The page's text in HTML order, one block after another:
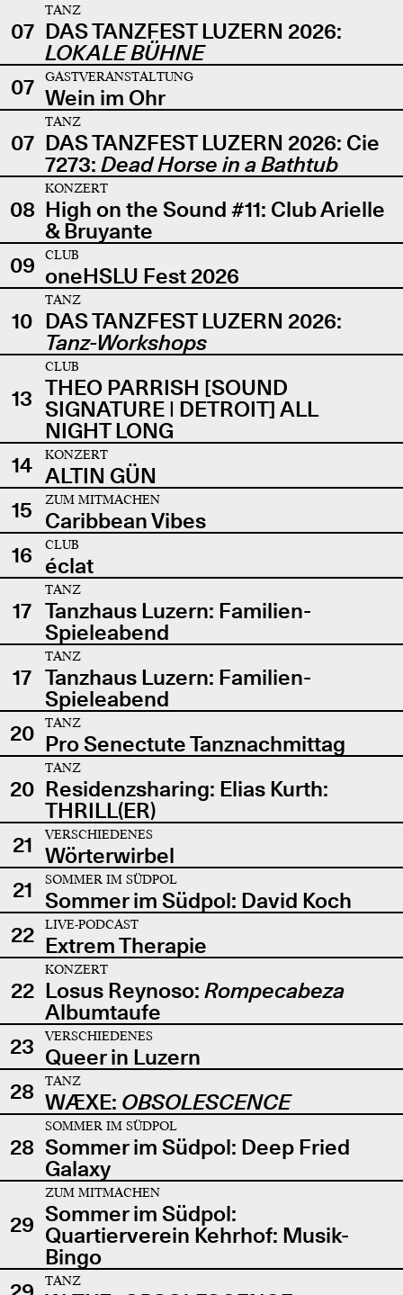
07
TANZ
DAS TANZFEST LUZERN 2026:
LOKALE BÜHNE
07
GASTVERANSTALTUNG
Wein im Ohr
07
TANZ
DAS TANZFEST LUZERN 2026: Cie
7273: Dead Horse in a Bathtub
08
KONZERT
High on the Sound #11: Club Arielle
& Bruyante
09
CLUB
oneHSLU Fest 2026
10
TANZ
DAS TANZFEST LUZERN 2026:
Tanz-Workshops
13
CLUB
THEO PARRISH [SOUND
SIGNATURE | DETROIT] ALL
NIGHT LONG
14
KONZERT
ALTIN GÜN
15
ZUM MITMACHEN
Caribbean Vibes
16
CLUB
éclat
17
TANZ
Tanzhaus Luzern: Familien-
Spieleabend
17
TANZ
Tanzhaus Luzern: Familien-
Spieleabend
20
TANZ
Pro Senectute Tanznachmittag
20
TANZ
Residenzsharing: Elias Kurth:
THRILL(ER)
21
VERSCHIEDENES
Wörterwirbel
21
SOMMER IM SÜDPOL
Sommer im Südpol: David Koch
22
LIVE-PODCAST
Extrem Therapie
22
KONZERT
Losus Reynoso: Rompecabeza
Albumtaufe
23
VERSCHIEDENES
Queer in Luzern
28
TANZ
WÆXE: OBSOLESCENCE
28
SOMMER IM SÜDPOL
Sommer im Südpol: Deep Fried
Galaxy
29
ZUM MITMACHEN
Sommer im Südpol:
Quartierverein Kehrhof: Musik-
Bingo
TANZ